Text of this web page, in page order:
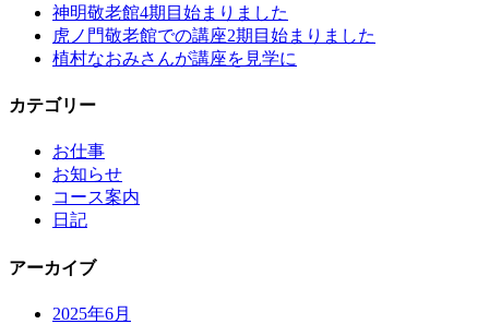
神明敬老館4期目始まりました
虎ノ門敬老館での講座2期目始まりました
植村なおみさんが講座を見学に
カテゴリー
お仕事
お知らせ
コース案内
日記
アーカイブ
2025年6月